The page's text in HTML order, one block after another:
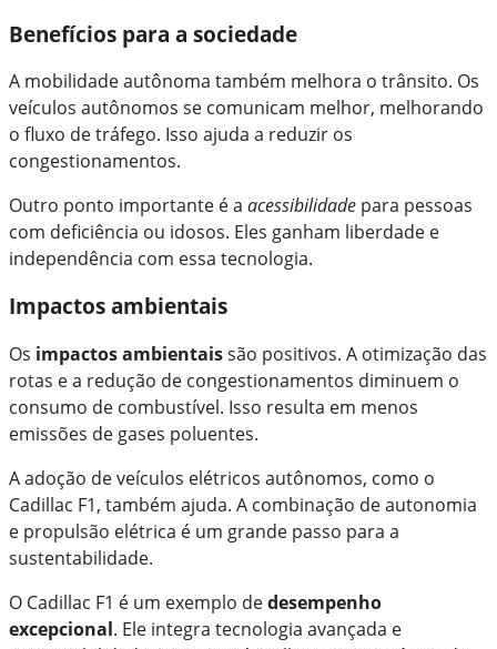
Benefícios para a sociedade
A mobilidade autônoma também melhora o trânsito. Os
veículos autônomos se comunicam melhor, melhorando
o fluxo de tráfego. Isso ajuda a reduzir os
congestionamentos.
Outro ponto importante é a acessibilidade para pessoas
com deficiência ou idosos. Eles ganham liberdade e
independência com essa tecnologia.
Impactos ambientais
Os impactos ambientaissão positivos. A otimização das
rotas e a redução de congestionamentos diminuem o
consumo de combustível. Isso resulta em menos
emissões de gases poluentes.
A adoção de veículos elétricos autônomos, como o
Cadillac F1, também ajuda. A combinação de autonomia
e propulsão elétrica é um grande passo para a
sustentabilidade.
O Cadillac F1 é um exemplo dedesempenho
excepcional. Ele integra tecnologia avançada e